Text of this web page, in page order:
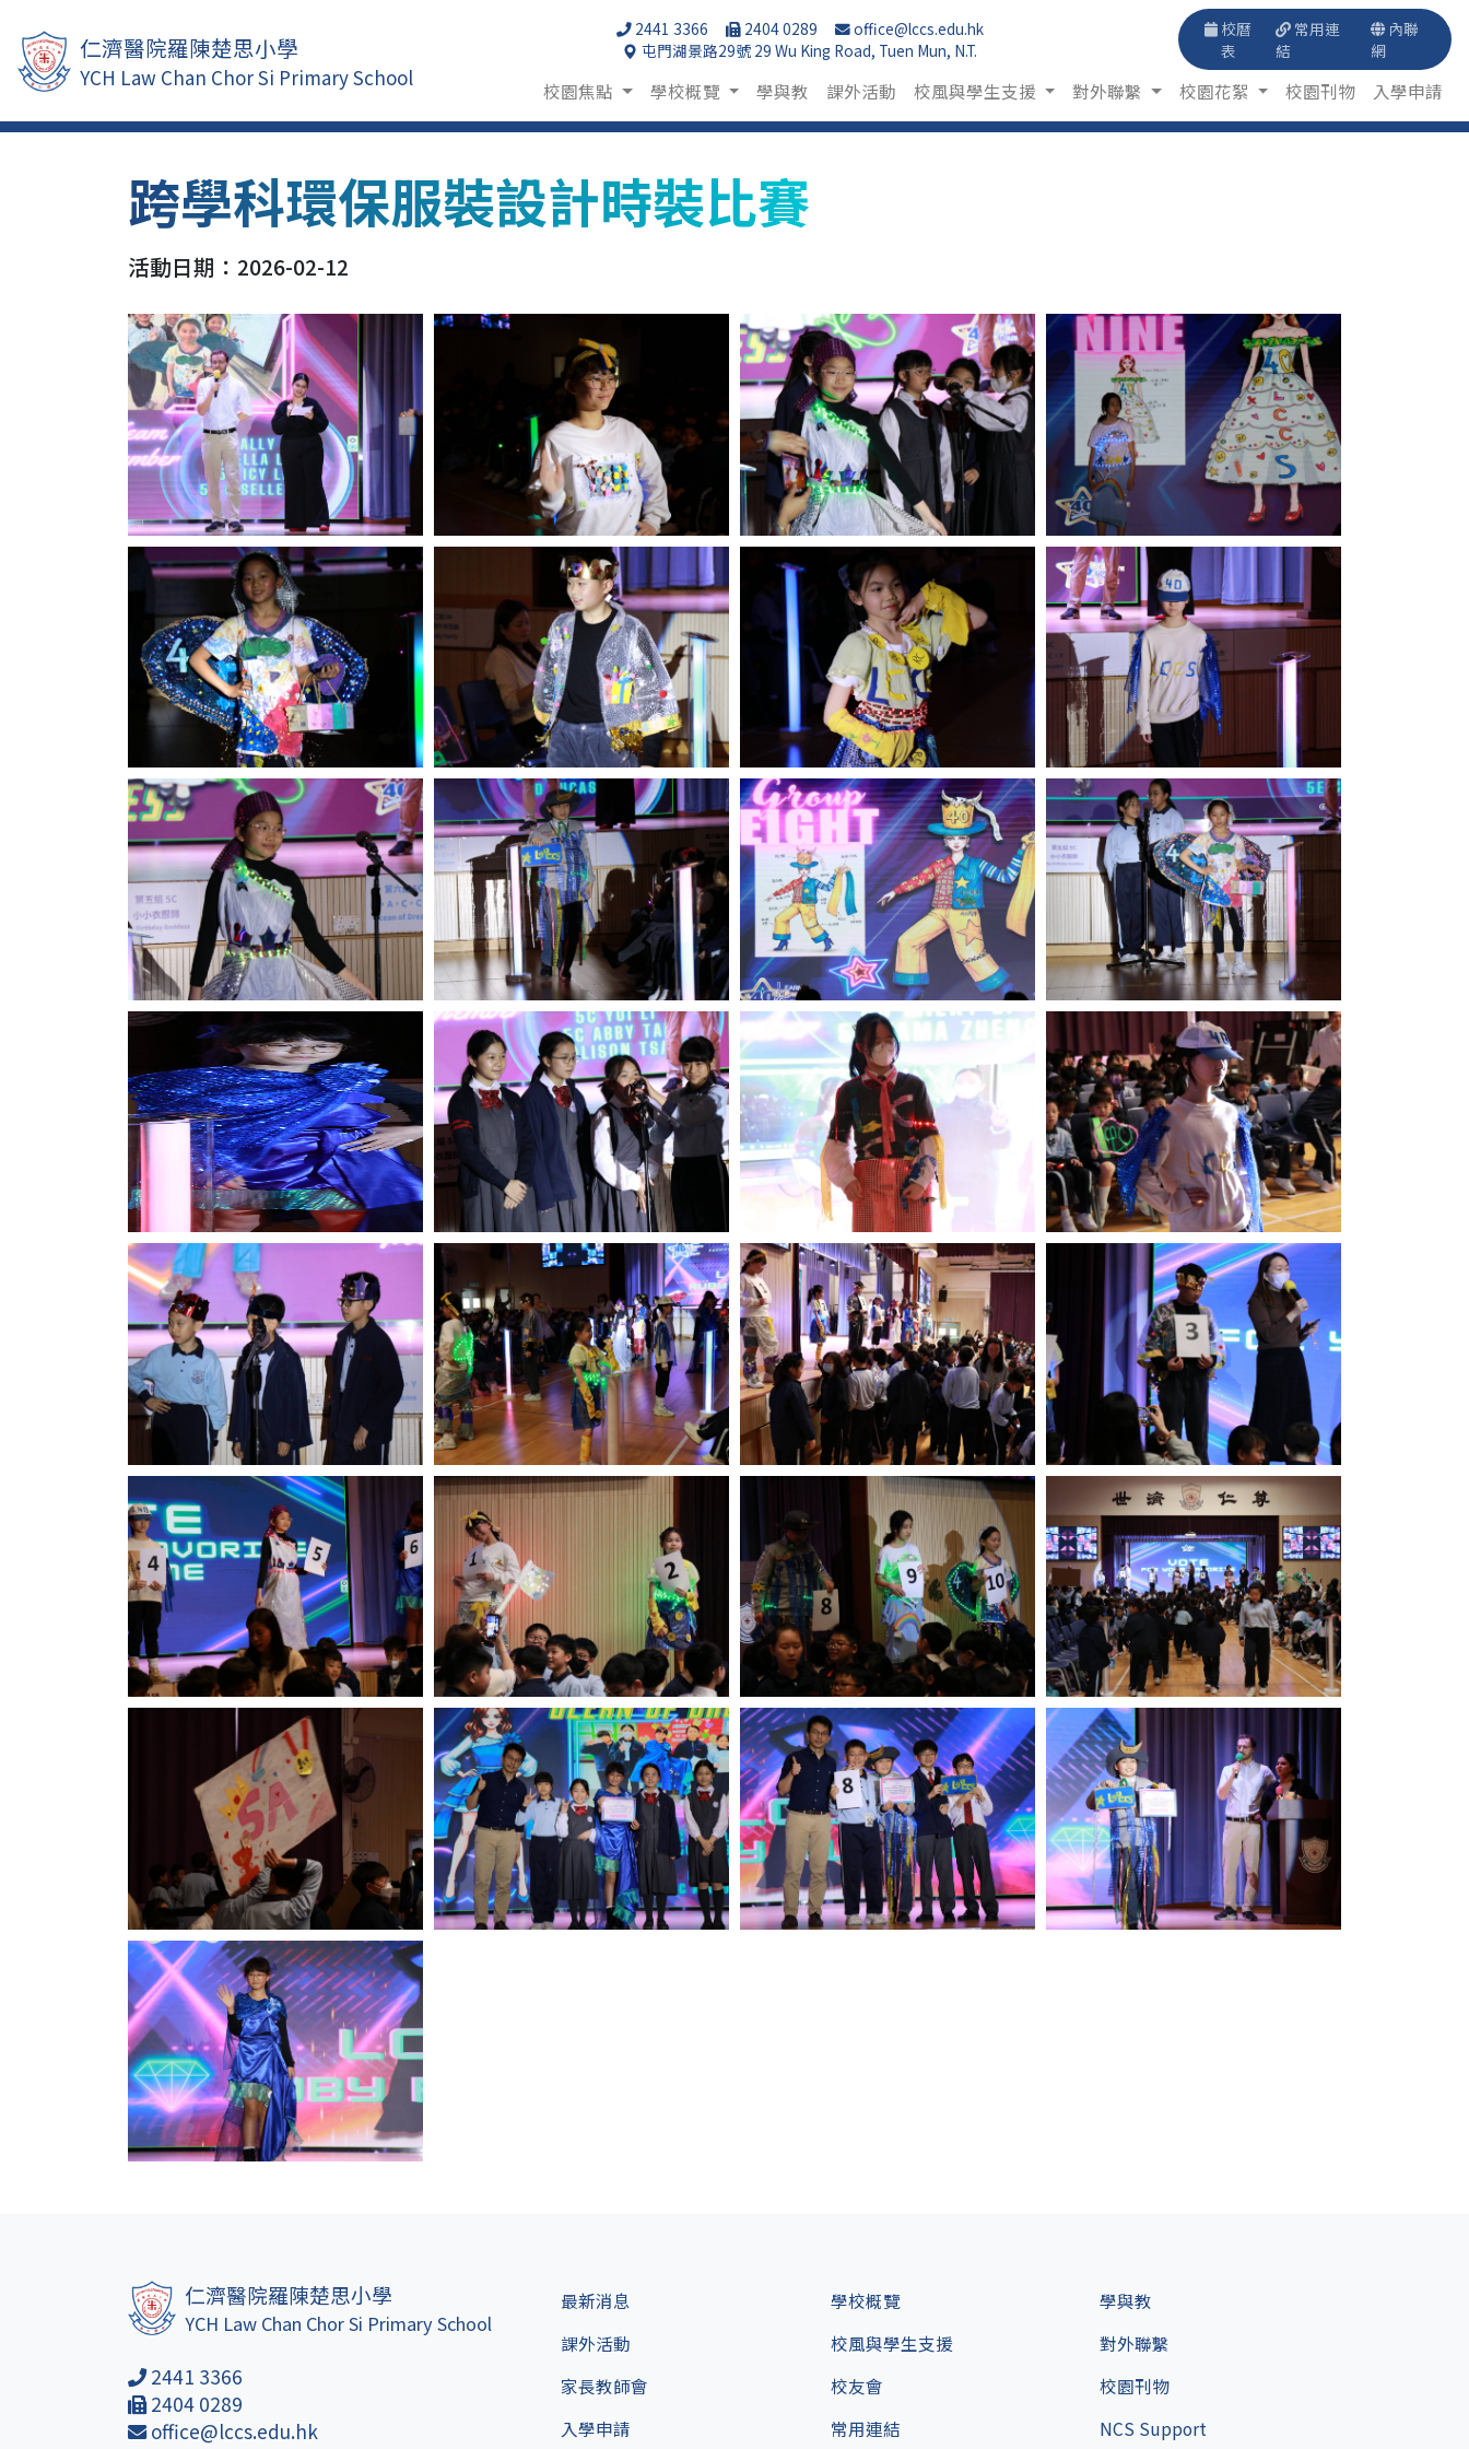
仁濟醫院羅陳楚思小學
YCH Law Chan Chor Si Primary School
2441 3366 2404 0289
office@lccs.edu.hk
屯門湖景路29號 29 Wu King Road, Tuen Mun, N.T.
校曆
表
常用連
結
內聯
網
校園焦點 學校概覽 學與教 課外活動 校風與學生支援 對外聯繫 校園花絮 校園刊物 入學申請
跨學科環保服裝設計時裝比賽
活動日期：2026-02-12
仁濟醫院羅陳楚思小學
YCH Law Chan Chor Si Primary School
2441 3366
2404 0289
office@lccs.edu.hk
最新消息 學校概覽
學與教
課外活動
校風與學生支援
對外聯繫
家長教師會
校友會
校園刊物
入學申請
常用連結 NCS Support